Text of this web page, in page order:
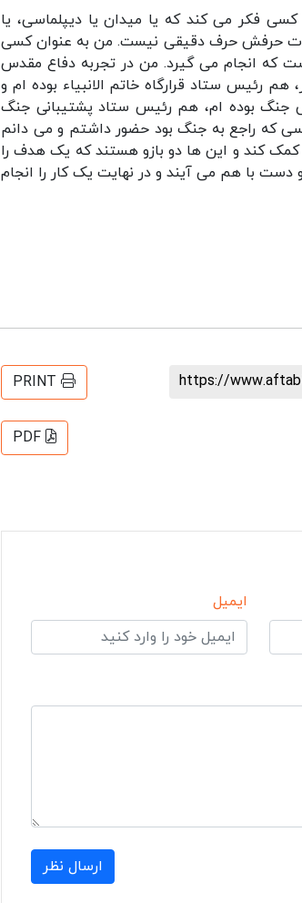
فکر می کند که یا میدان یا دیپلماسی، یا
حرفش حرف دقیقی نیست. من به عنوان کسی
که انجام می گیرد. من در تجربه دفاع مقدس
رئیس ستاد قرارگاه خاتم الانبیاء بوده ام و
جنگ بوده ام، هم رئیس ستاد پشتیبانی جنگ
که راجع به جنگ بود حضور داشتم و می دانم
کمک کند و این ها دو بازو هستند که یک هدف را
با هم می آیند و در نهایت یک کار را انجام
https://
PRINT
PDF
ایمیل
ارسال نظر